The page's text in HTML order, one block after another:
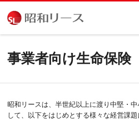
サイトマップ
事業者向け生命保険
昭和リースは、半世紀以上に渡り中堅・
して、以下をはじめとする様々な経営課